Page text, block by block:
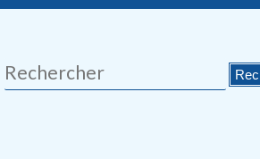
Rechercher